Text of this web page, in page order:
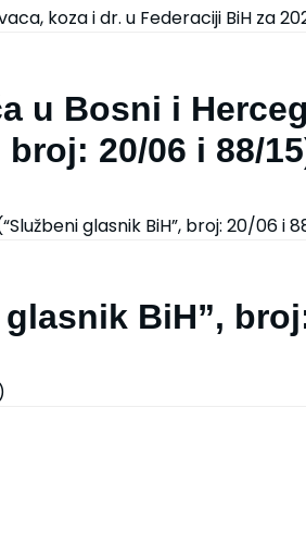
koza i dr. u Federaciji BiH za
u Bosni i
20/06 i 88/
glasnik BiH”, broj: 20/06 i
BiH”,